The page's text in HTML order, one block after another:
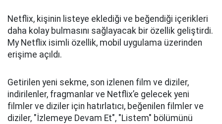
Netflix, kişinin listeye eklediği ve beğendiği içerikleri
daha kolay bulmasını sağlayacak bir özellik geliştirdi.
My Netflix isimli özellik, mobil uygulama üzerinden
erişime açıldı.
Getirilen yeni sekme, son izlenen film ve diziler,
indirilenler, fragmanlar ve Netflix’e gelecek yeni
filmler ve diziler için hatırlatıcı, beğenilen filmler ve
diziler, "İzlemeye Devam Et", "Listem" bölümünü